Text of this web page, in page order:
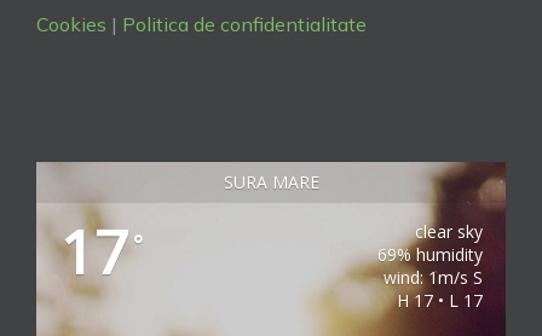
Cookies | Politica de confidentialitate
SURA MARE
17°
clear sky
69% humidity
wind: 1m/s S
H 17 • L 17